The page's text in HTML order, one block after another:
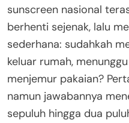
sunscreen nasional
berhenti sejenak, lalu
sederhana: sudahkah
keluar rumah,
menjemur pakaian?
namun jawabannya
sepuluh hingga dua